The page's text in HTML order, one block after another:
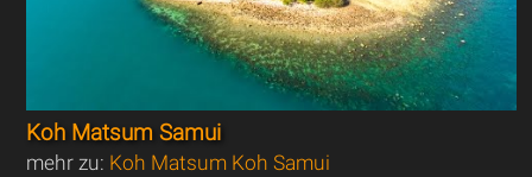
Koh Matsum Samui
mehr zu: Koh Matsum Koh Samui